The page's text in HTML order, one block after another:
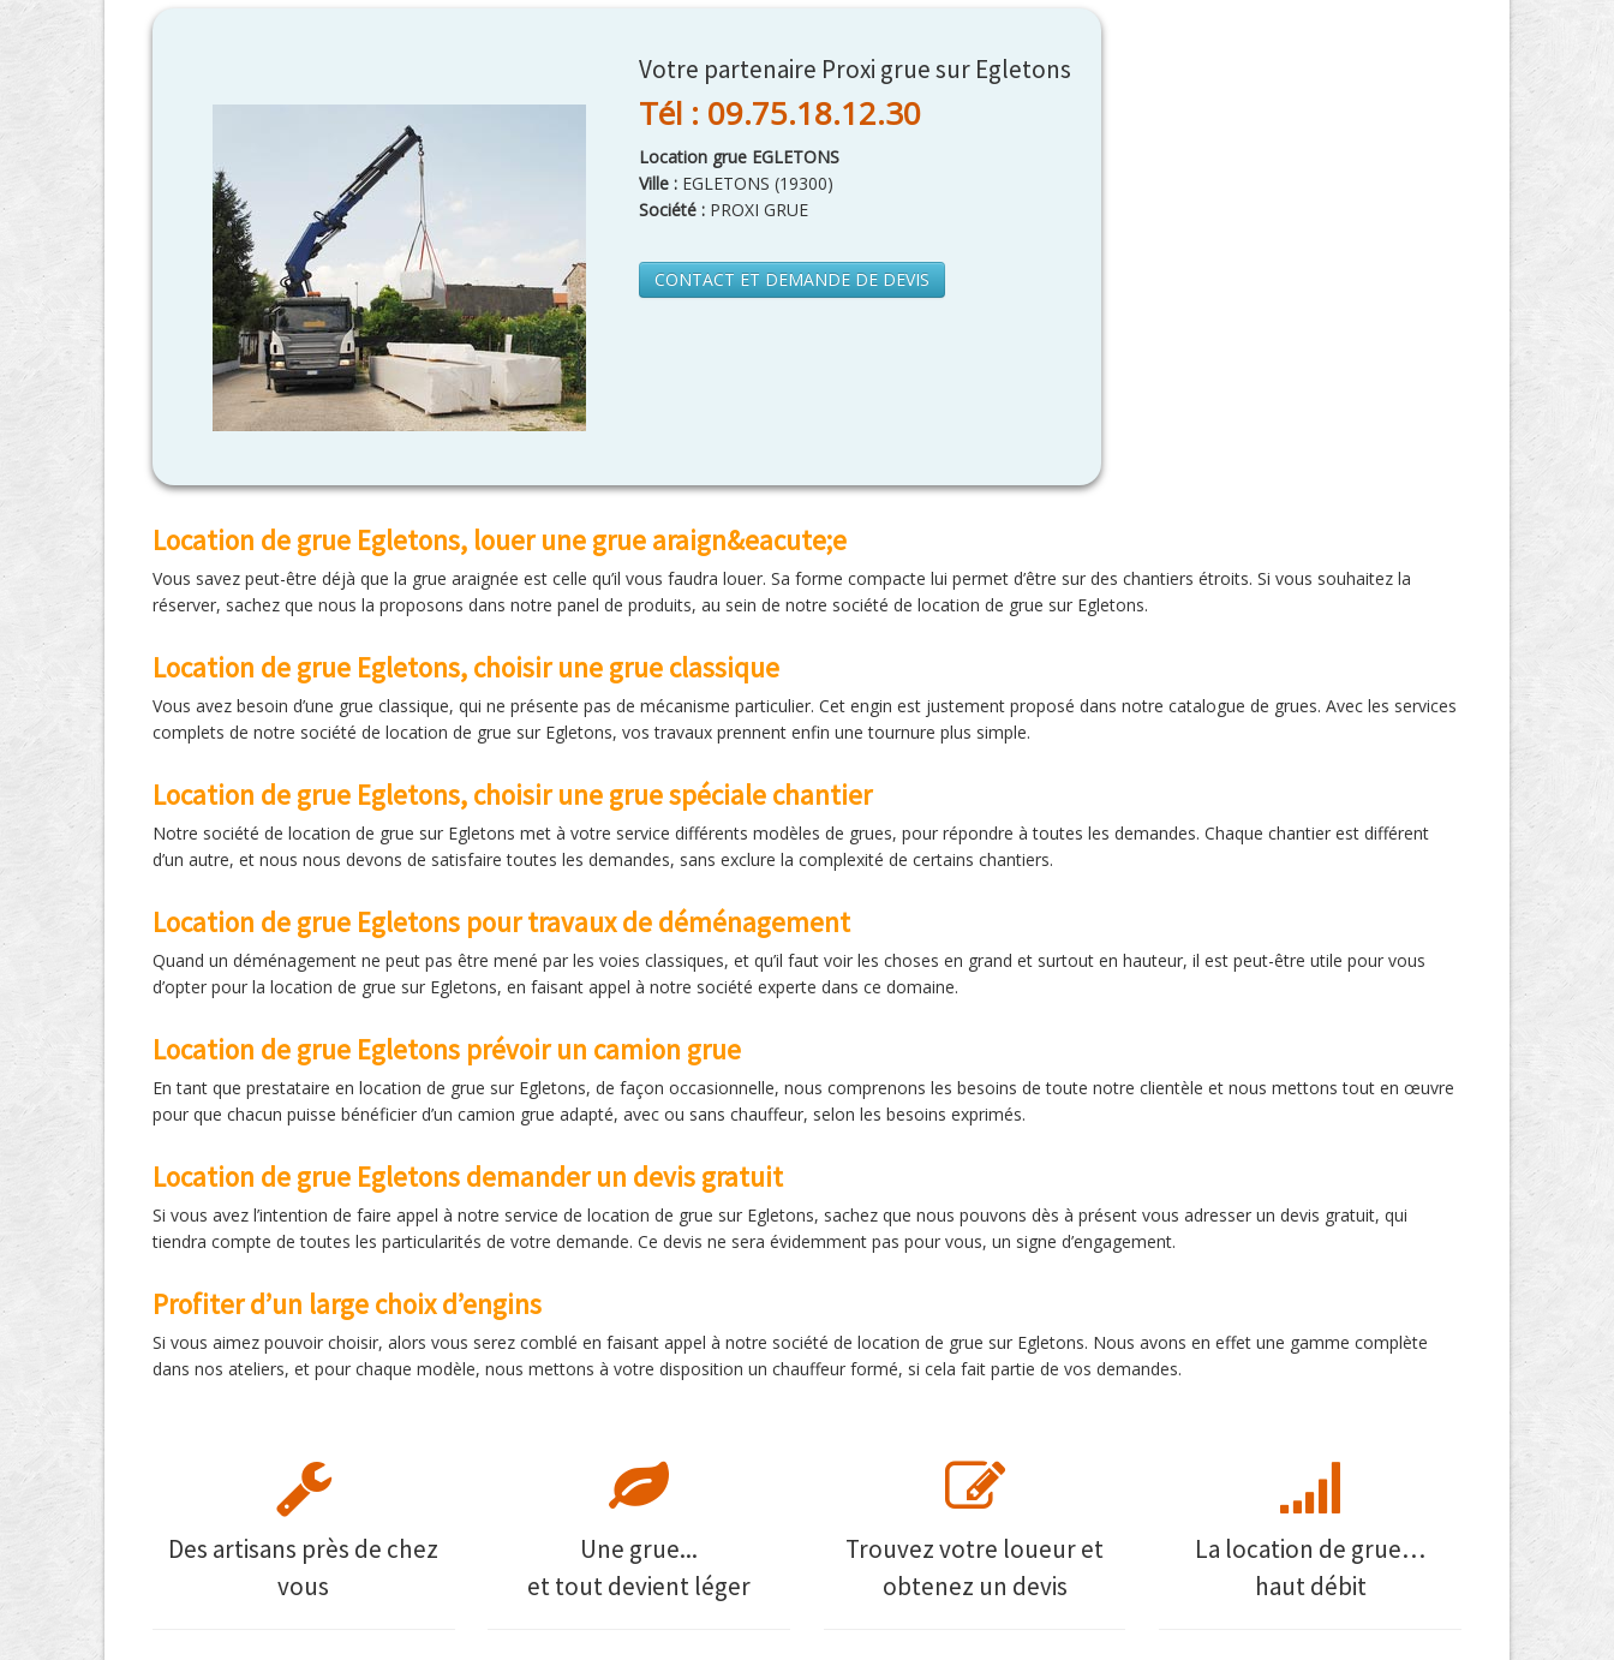
Votre partenaire Proxi grue sur Egletons
Tél : 09.75.18.12.30
Location grue EGLETONS
Ville : EGLETONS (19300)
Société : PROXI GRUE
CONTACT ET DEMANDE DE DEVIS
Location de grue Egletons, louer une grue araign&eacute;e
Vous savez peut-être déjà que la grue araignée est celle qu’il vous faudra louer. Sa forme compacte lui permet d’être sur des chantiers étroits. Si vous souhaitez la
réserver, sachez que nous la proposons dans notre panel de produits, au sein de notre société de location de grue sur Egletons.
Location de grue Egletons, choisir une grue classique
Vous avez besoin d’une grue classique, qui ne présente pas de mécanisme particulier. Cet engin est justement proposé dans notre catalogue de grues. Avec les services
complets de notre société de location de grue sur Egletons, vos travaux prennent enfin une tournure plus simple.
Location de grue Egletons, choisir une grue spéciale chantier
Notre société de location de grue sur Egletons met à votre service différents modèles de grues, pour répondre à toutes les demandes. Chaque chantier est différent
d’un autre, et nous nous devons de satisfaire toutes les demandes, sans exclure la complexité de certains chantiers.
Location de grue Egletons pour travaux de déménagement
Quand un déménagement ne peut pas être mené par les voies classiques, et qu’il faut voir les choses en grand et surtout en hauteur, il est peut-être utile pour vous
d’opter pour la location de grue sur Egletons, en faisant appel à notre société experte dans ce domaine.
Location de grue Egletons prévoir un camion grue
En tant que prestataire en location de grue sur Egletons, de façon occasionnelle, nous comprenons les besoins de toute notre clientèle et nous mettons tout en œuvre
pour que chacun puisse bénéficier d’un camion grue adapté, avec ou sans chauffeur, selon les besoins exprimés.
Location de grue Egletons demander un devis gratuit
Si vous avez l’intention de faire appel à notre service de location de grue sur Egletons, sachez que nous pouvons dès à présent vous adresser un devis gratuit, qui
tiendra compte de toutes les particularités de votre demande. Ce devis ne sera évidemment pas pour vous, un signe d’engagement.
Profiter d’un large choix d’engins
Si vous aimez pouvoir choisir, alors vous serez comblé en faisant appel à notre société de location de grue sur Egletons. Nous avons en effet une gamme complète
dans nos ateliers, et pour chaque modèle, nous mettons à votre disposition un chauffeur formé, si cela fait partie de vos demandes.
Des artisans près de chez
vous
Une grue...
et tout devient léger
Trouvez votre loueur et
obtenez un devis
La location de grue…
haut débit